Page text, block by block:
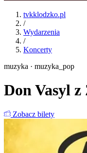
tvkklodzko.pl
/
Wydarzenia
/
Koncerty
muzyka · muzyka_pop
Don Vasyl z
Zobacz bilety